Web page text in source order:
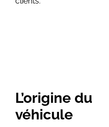
L’origine du
véhicule